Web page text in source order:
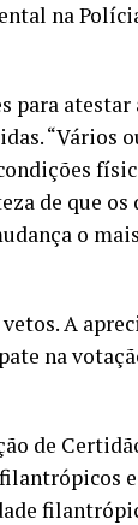
na
para atestar
“Vários
de que os
o
A
na
de